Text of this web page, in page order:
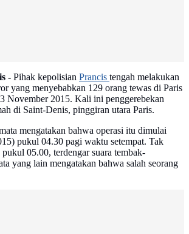
- Pihak kepolisian Prancis tengah melakukan
yang menyebabkan 129 orang tewas di Paris
November 2015. Kali ini penggerebekan
di Saint-Denis, pinggiran utara Paris.
mengatakan bahwa operasi itu dimulai
pukul 04.30 pagi waktu setempat. Tak
pukul 05.00, terdengar suara tembak-
yang lain mengatakan bahwa salah seorang